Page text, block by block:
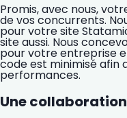
Promis, avec nous,
de vos concurrents.
pour votre site
site aussi. Nous
pour votre entreprise
code est minimisé afin
performances.
Une